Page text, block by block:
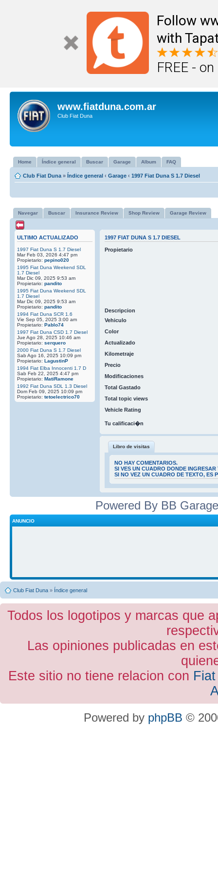
Follow
with
FREE -
www.fiatduna.com.ar
Club Fiat Duna
Home Índice general Buscar Garage Album FAQ
Club Fiat Duna » Índice general ‹ Garage ‹ 1997 Fiat Duna S 1.7 Diesel
Navegar Buscar Insurance Review Shop Review Garage Review
ULTIMO ACTUALIZADO
1997 Fiat Duna S 1.7 Diesel
Mar Feb 03, 2026 4:47 pm
Propietario: pepino020
1995 Fiat Duna Weekend SDL
1.7 Diesel
Mar Dic 09, 2025 9:53 am
Propietario: pandito
1995 Fiat Duna Weekend SDL
1.7 Diesel
Mar Dic 09, 2025 9:53 am
Propietario: pandito
1994 Fiat Duna SCR 1.6
Vie Sep 05, 2025 3:00 am
Propietario: Pablo74
1997 Fiat Duna CSD 1.7 Diesel
Jue Ago 28, 2025 10:46 am
Propietario: serquero
2000 Fiat Duna S 1.7 Diesel
Sab Ago 16, 2025 10:09 pm
Propietario: LagustinP
1994 Fiat Elba Innocenti 1.7 D
Sab Feb 22, 2025 4:47 pm
Propietario: MatiRamone
1992 Fiat Duna SDL 1.3 Diesel
Dom Feb 09, 2025 10:09 pm
Propietario: tetoelectrico70
1997 FIAT DUNA S 1.7 DIESEL
Propietario
Descripcion
Vehiculo
Color
Actualizado
Kilometraje
Precio
Modificaciones
Total Gastado
Total topic views
Vehicle Rating
Tu calificaci�n
Libro de visitas
NO HAY COMENTARIOS.
SI VES UN CUADRO DONDE
SI NO VEZ UN CUADRO DE TEXTO, ES
Powered By BB
ANUNCIO
Club Fiat Duna » Índice general
Todos los logotipos y marcas que
Las opiniones publicadas en
Este sitio no tiene relacion con
Powered by phpBB ©